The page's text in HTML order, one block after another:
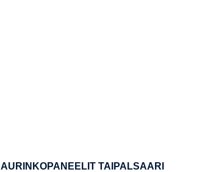
AURINKOPANEELIT TAIPALSAARI